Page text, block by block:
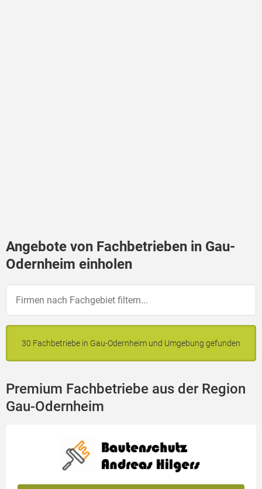
Angebote von Fachbetrieben in Gau-
Odernheim einholen
30 Fachbetriebe in Gau-Odernheim und Umgebung gefunden
Premium Fachbetriebe aus der Region
Gau-Odernheim